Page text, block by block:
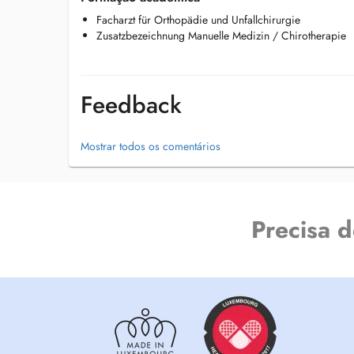
werden, sind kostenpflichtig.
Facharzt für Orthopädie und Unfallchirurgie
Zusatzbezeichnung Manuelle Medizin / Chirotherapie
Feedback
Mostrar todos os comentários
Precisa